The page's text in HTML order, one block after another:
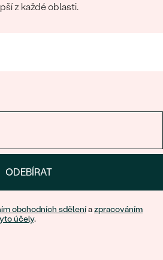
z každé oblasti.
ODEBÍRAT
obchodních sděleníazpracováním
účely.